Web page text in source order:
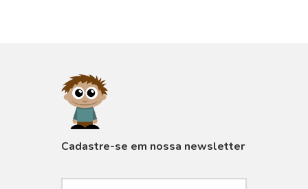
Cadastre-se em nossa newsletter